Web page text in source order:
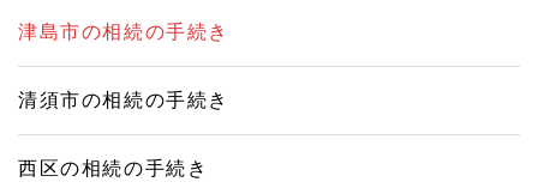
津島市の相続の手続き
清須市の相続の手続き
西区の相続の手続き